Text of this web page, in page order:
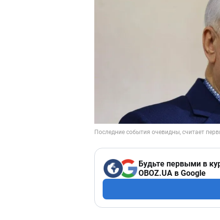
Будьте первыми в
OBOZ.UA в Google